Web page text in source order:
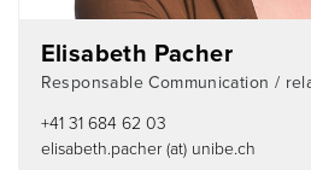
Elisabeth Pacher
Responsable Communication /
+41 31 684 62 03
elisabeth.pacher (at) unibe.ch